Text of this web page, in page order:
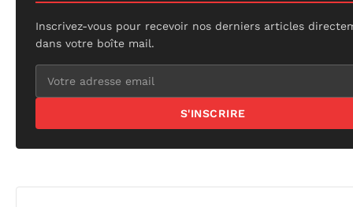
Inscrivez-vous pour recevoir nos derniers articles
dans votre boîte mail.
S'INSCRIRE